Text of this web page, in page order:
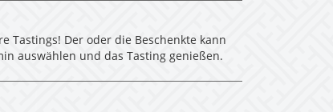
Tastings! Der oder die Beschenkte kann
auswählen und das Tasting genießen.